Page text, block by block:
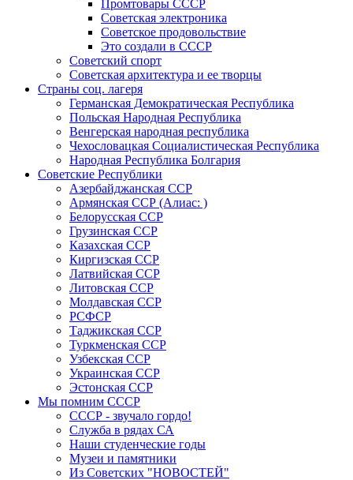
Промтовары СССР
Советская электроника
Советское продовольствие
Это создали в СССР
Советский спорт
Советская архитектура и ее творцы
Страны соц. лагеря
Германская Демократическая Республика
Польская Народная Республика
Венгерская народная республика
Чехословацкая Социалистическая Республика
Народная Республика Болгария
Советские Республики
Азербайджанская ССР
Армянская ССР (Алиас: )
Белорусская ССР
Грузинская ССР
Казахская ССР
Киргизская ССР
Латвийская ССР
Литовская ССР
Молдавская ССР
РСФСР
Таджикская ССР
Туркменская ССР
Узбекская ССР
Украинская ССР
Эстонская ССР
Мы помним СССР
СССР - звучало гордо!
Служба в рядах СА
Наши студенческие годы
Музеи и памятники
Из Советских "НОВОСТЕЙ"